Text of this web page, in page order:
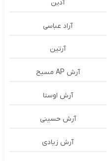
آدین
آراد عباسی
آرتین
آرش AP مسیح
آرش اوستا
آرش حسینی
آرش زیادی